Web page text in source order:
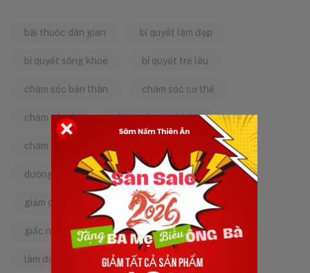
bài thuốc dân gian bí quyết làm đẹp
bí quyết sống khỏe bí quyết trẻ lâu
chăm sóc bản thân chăm sóc cơ thể
chăm sóc da chăm sóc sức khỏe
chăm sóc sức khỏe tự nhiên chống lão hóa
dưỡng da tự nhiên dưỡng sinh
giảm căng thẳng giảm stress
giấc ngủ ngon kinh nghiệm dân gian
làm đẹp từ bên trong làm đẹp tự nhiên